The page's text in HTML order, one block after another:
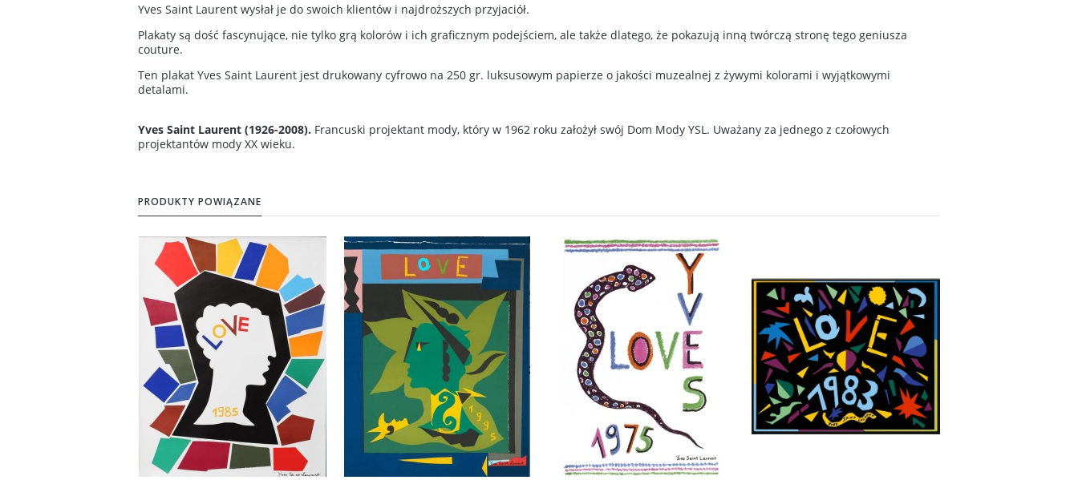
Yves Saint Laurent wysłał je do swoich klientów i najdroższych przyjaciół.
Plakaty są dość fascynujące, nie tylko grą kolorów i ich graficznym podejściem, ale także dlatego, że pokazują inną twórczą stronę tego geniusza
couture.
Ten plakat Yves Saint Laurent jest drukowany cyfrowo na 250 gr. luksusowym papierze o jakości muzealnej z żywymi kolorami i wyjątkowymi
detalami.
Yves Saint Laurent (1926-2008). Francuski projektant mody, który w 1962 roku założył swój Dom Mody YSL. Uważany za jednego z czołowych
projektantów mody XX wieku.
PRODUKTY POWIĄZANE